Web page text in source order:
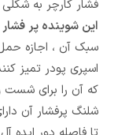
فشار کارچر به
این شوینده پر
سبک آن ، اجازه
اسپری پودر تمیز
که آن را برای